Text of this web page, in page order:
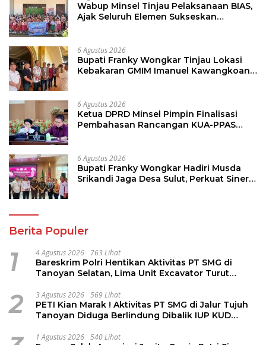
Wabup Minsel Tinjau Pelaksanaan BIAS,
Ajak Seluruh Elemen Sukseskan
6 Agustus 2026
Bupati Franky Wongkar Tinjau Lokasi
Kebakaran GMIM Imanuel Kawangkoan
6 Agustus 2026
Ketua DPRD Minsel Pimpin Finalisasi
Pembahasan Rancangan KUA-PPAS
6 Agustus 2026
Bupati Franky Wongkar Hadiri Musda
Srikandi Jaga Desa Sulut, Perkuat Sinergi
Berita Populer
1 4 Agustus 2026 763 Lihat
Bareskrim Polri Hentikan Aktivitas PT SMG di
Tanoyan Selatan, Lima Unit Excavator Turut
2 3 Agustus 2026 569 Lihat
PETI Kian Marak ! Aktivitas PT SMG di Jalur Tujuh
Tanoyan Diduga Berlindung Dibalik IUP KUD
1 Agustus 2026 540 Lihat